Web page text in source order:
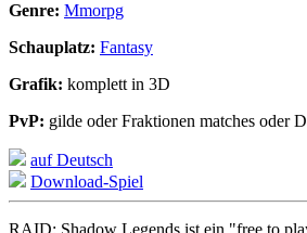
Genre: Mmorpg
Schauplatz: Fantasy
Grafik: komplett in 3D
PvP: gilde oder Fraktionen matches oder
auf Deutsch
Download-Spiel